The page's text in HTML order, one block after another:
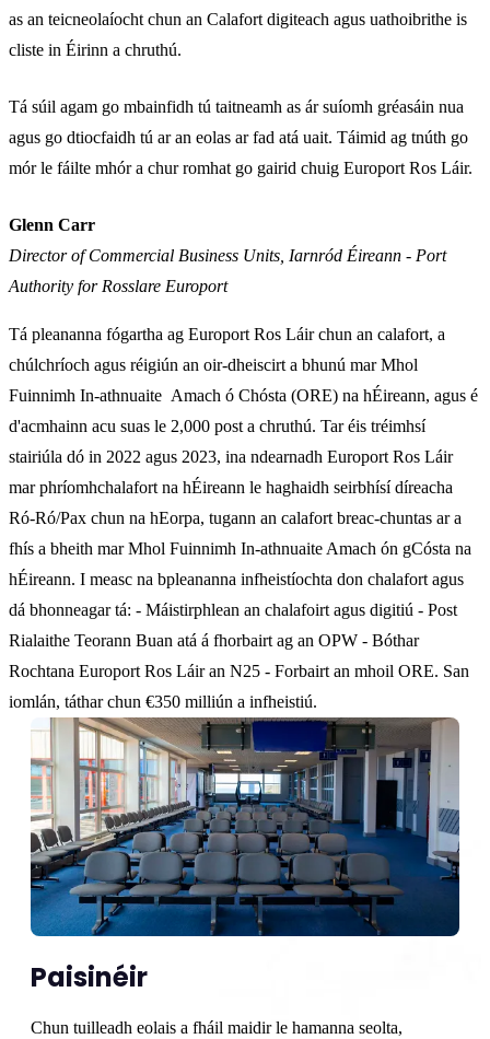
as an teicneolaíocht chun an Calafort digiteach agus uathoibrithe is
cliste in Éirinn a chruthú.
Tá súil agam go mbainfidh tú taitneamh as ár suíomh gréasáin nua
agus go dtiocfaidh tú ar an eolas ar fad atá uait. Táimid ag tnúth go
mór le fáilte mhór a chur romhat go gairid chuig Europort Ros Láir.
Glenn Carr
Director of Commercial Business Units, Iarnród Éireann - Port
Authority for Rosslare Europort
Tá pleananna fógartha ag Europort Ros Láir chun an calafort, a
chúlchríoch agus réigiún an oir-dheiscirt a bhunú mar Mhol
Fuinnimh In-athnuaite Amach ó Chósta (ORE) na hÉireann, agus é
d'acmhainn acu suas le 2,000 post a chruthú. Tar éis tréimhsí
stairiúla dó in 2022 agus 2023, ina ndearnadh Europort Ros Láir
mar phríomhchalafort na hÉireann le haghaidh seirbhísí díreacha
Ró-Ró/Pax chun na hEorpa, tugann an calafort breac-chuntas ar a
fhís a bheith mar Mhol Fuinnimh In-athnuaite Amach ón gCósta na
hÉireann. I measc na bpleananna infheistíochta don chalafort agus
dá bhonneagar tá: - Máistirphlean an chalafoirt agus digitiú - Post
Rialaithe Teorann Buan atá á fhorbairt ag an OPW - Bóthar
Rochtana Europort Ros Láir an N25 - Forbairt an mhoil ORE. San
iomlán, táthar chun €350 milliún a infheistiú.
Paisinéir
Chun tuilleadh eolais a fháil maidir le hamanna seolta,